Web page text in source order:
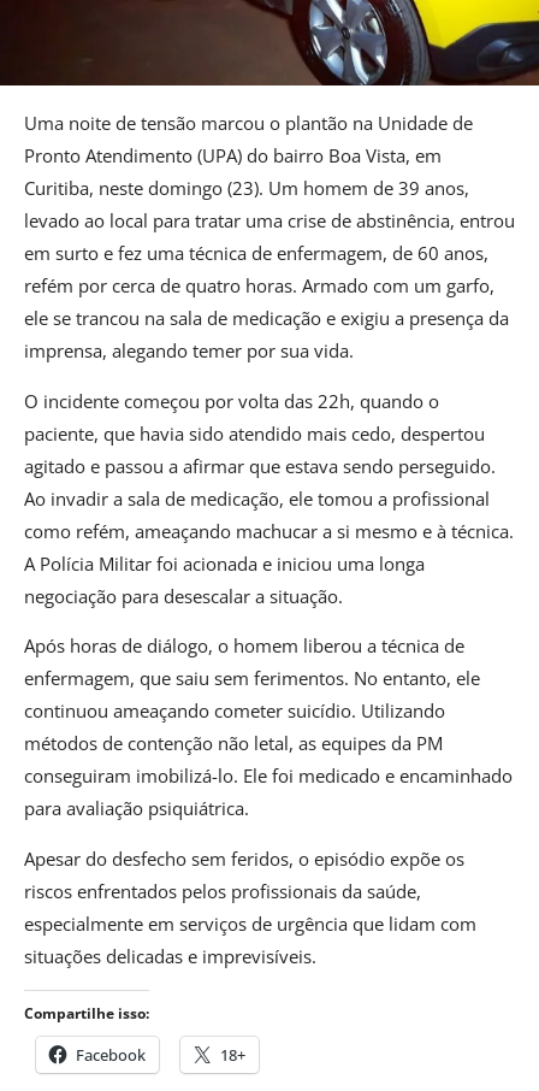
Uma noite de tensão marcou o plantão na Unidade de
Pronto Atendimento (UPA) do bairro Boa Vista, em
Curitiba, neste domingo (23). Um homem de 39 anos,
levado ao local para tratar uma crise de abstinência, entrou
em surto e fez uma técnica de enfermagem, de 60 anos,
refém por cerca de quatro horas. Armado com um garfo,
ele se trancou na sala de medicação e exigiu a presença da
imprensa, alegando temer por sua vida.
O incidente começou por volta das 22h, quando o
paciente, que havia sido atendido mais cedo, despertou
agitado e passou a afirmar que estava sendo perseguido.
Ao invadir a sala de medicação, ele tomou a profissional
como refém, ameaçando machucar a si mesmo e à técnica.
A Polícia Militar foi acionada e iniciou uma longa
negociação para desescalar a situação.
Após horas de diálogo, o homem liberou a técnica de
enfermagem, que saiu sem ferimentos. No entanto, ele
continuou ameaçando cometer suicídio. Utilizando
métodos de contenção não letal, as equipes da PM
conseguiram imobilizá-lo. Ele foi medicado e encaminhado
para avaliação psiquiátrica.
Apesar do desfecho sem feridos, o episódio expõe os
riscos enfrentados pelos profissionais da saúde,
especialmente em serviços de urgência que lidam com
situações delicadas e imprevisíveis.
Compartilhe isso:
Facebook 18+